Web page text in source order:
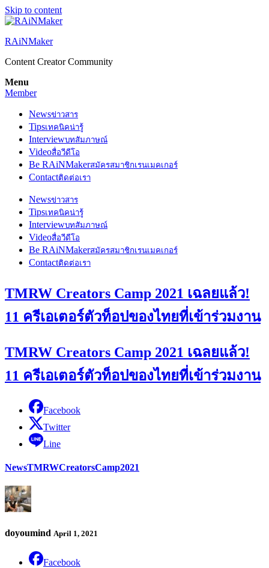
Skip to content
RAiNMaker
Content Creator Community
Menu
Member
Newsข่าวสาร
Tipsเทคนิคน่ารู้
Interviewบทสัมภาษณ์
Videoสื่อวีดีโอ
Be RAiNMakerสมัครสมาชิกเรนเมคเกอร์
Contactติดต่อเรา
Newsข่าวสาร
Tipsเทคนิคน่ารู้
Interviewบทสัมภาษณ์
Videoสื่อวีดีโอ
Be RAiNMakerสมัครสมาชิกเรนเมคเกอร์
Contactติดต่อเรา
TMRW Creators Camp 2021 เฉลยแล้ว!
11 ครีเอเตอร์ตัวท็อปของไทยที่เข้าร่วมงาน
TMRW Creators Camp 2021 เฉลยแล้ว!
11 ครีเอเตอร์ตัวท็อปของไทยที่เข้าร่วมงาน
Facebook
Twitter
Line
NewsTMRWCreatorsCamp2021
doyoumind April 1, 2021
Facebook